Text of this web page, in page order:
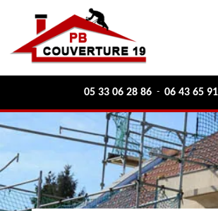
05 33 06 28 86 - 06 43 65